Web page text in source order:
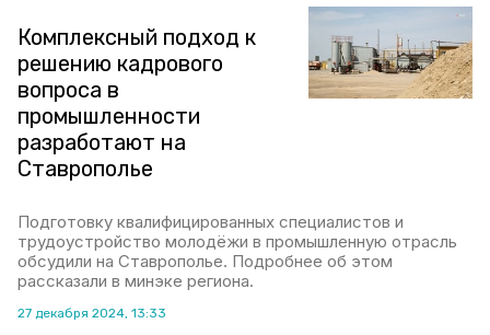
Комплексный подход к
решению кадрового
вопроса в
промышленности
разработают на
Ставрополье
Подготовку квалифицированных специалистов и
трудоустройство молодёжи в промышленную отрасль
обсудили на Ставрополье. Подробнее об этом
рассказали в минэке региона.
27 декабря 2024, 13:33